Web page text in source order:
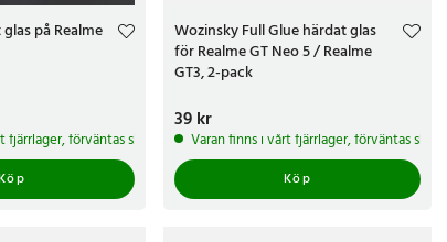
på Realme
fjärrlager, förväntas skickas inom 5-7 arbetsdagar
Wozinsky Full Glue härdat glas
för Realme GT Neo 5 / Realme
GT3, 2-pack
Pris:39 kr
39 kr
Varan finns i vårt fjärrlager, förväntas
Köp